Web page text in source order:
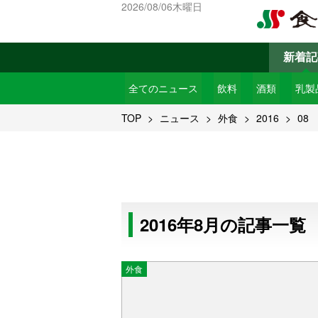
2026/08/06木曜日
新着
全てのニュース 飲料 酒類 乳製
TOP ニュース 外食 2016 08
2016年8月の記事一覧
外食